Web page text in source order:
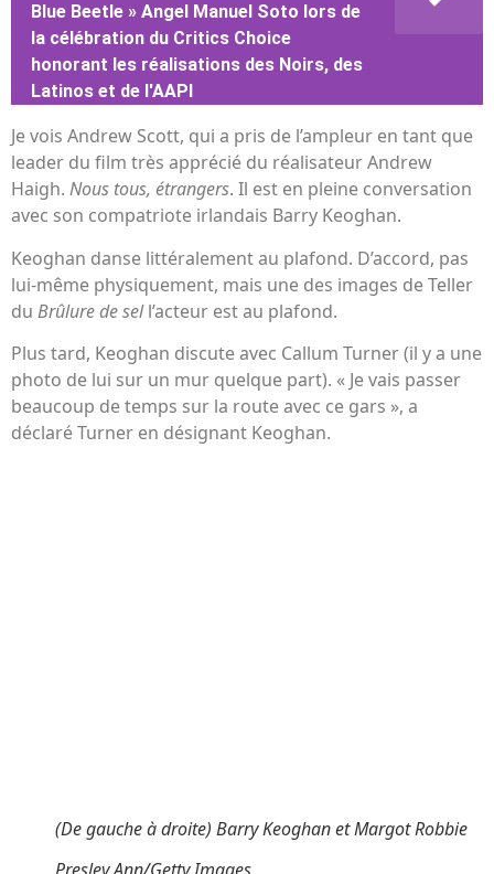
Blue Beetle » Angel Manuel Soto lors de
la célébration du Critics Choice
honorant les réalisations des Noirs, des
Latinos et de l'AAPI
Je vois Andrew Scott, qui a pris de l’ampleur en tant que
leader du film très apprécié du réalisateur Andrew
Haigh. Nous tous, étrangers. Il est en pleine conversation
avec son compatriote irlandais Barry Keoghan.
Keoghan danse littéralement au plafond. D’accord, pas
lui-même physiquement, mais une des images de Teller
du Brûlure de sell’acteur est au plafond.
Plus tard, Keoghan discute avec Callum Turner (il y a une
photo de lui sur un mur quelque part). « Je vais passer
beaucoup de temps sur la route avec ce gars », a
déclaré Turner en désignant Keoghan.
(De gauche à droite) Barry Keoghan et Margot Robbie
Presley Ann/Getty Images